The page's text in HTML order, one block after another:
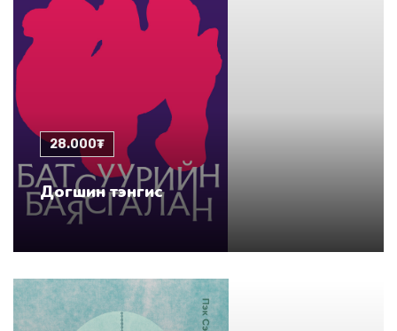
28.000₮
Догшин тэнгис